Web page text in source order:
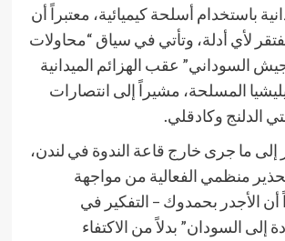
باستخدام أسلحة كيميائية، معتبراً أن
لأي أدلة، وتأتي في سياق “محاولات
السوداني” عقب الهزائم الميدانية
المسلحة، مشيراً إلى انتصارات
الدلنج وكادقلي.
ما جرى خارج قاعة الندوة في لندن،
منظمي الفعالية من مواجهة
أن الأجدر بحمدوك – التفكير في
إلى السودان” بدلاً من الاكتفاء